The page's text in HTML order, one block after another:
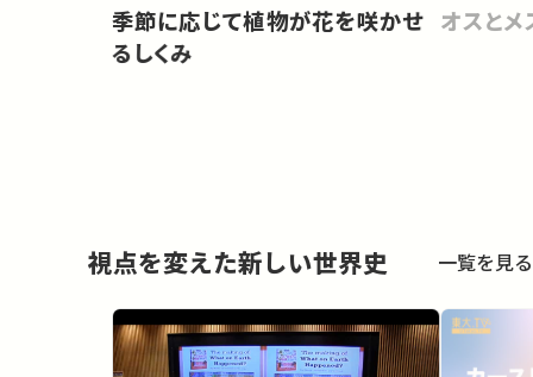
季節に応じて植物が花を咲かせ
るしくみ
オスと
視点を変えた新しい世界史 一覧を見る